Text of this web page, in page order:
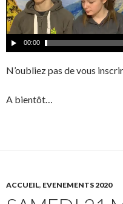
00:00
N’oubliez pas de vous
A bientôt…
ACCUEIL, EVENEMENTS 2020